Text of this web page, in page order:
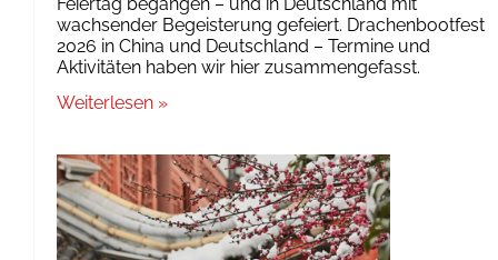
wachsender Begeisterung gefeiert. Drachenbootfest
2026 in China und Deutschland – Termine und
Aktivitäten haben wir hier zusammengefasst.
Weiterlesen »